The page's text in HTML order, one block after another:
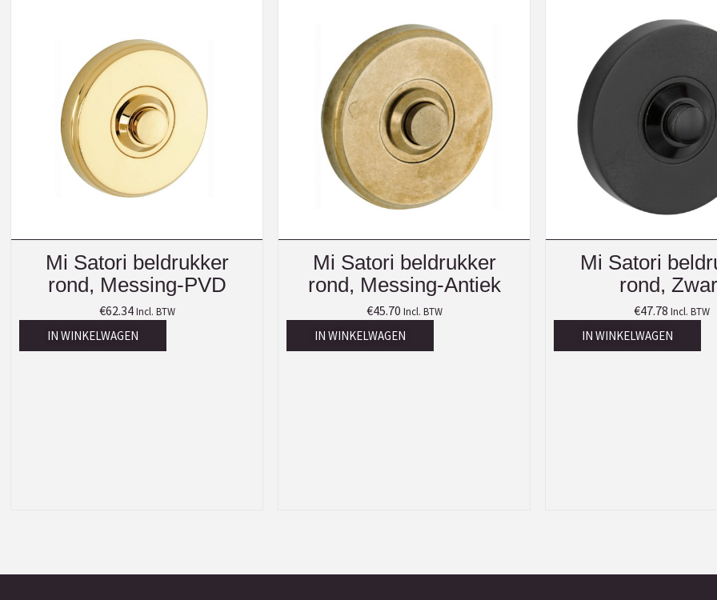
Mi Satori beldrukker
rond, Messing-PVD
€62.34 Incl. BTW
IN WINKELWAGEN
Mi Satori beldrukker
rond, Messing-Antiek
€45.70 Incl. BTW
IN WINKELWAGEN
Mi Satori
rond,
€47.78 Incl. BTW
IN WINKELWAGEN